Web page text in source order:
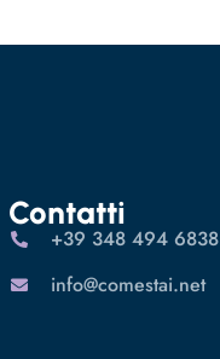
Contatti
‪+39 348 494 6838
info@comestai.net